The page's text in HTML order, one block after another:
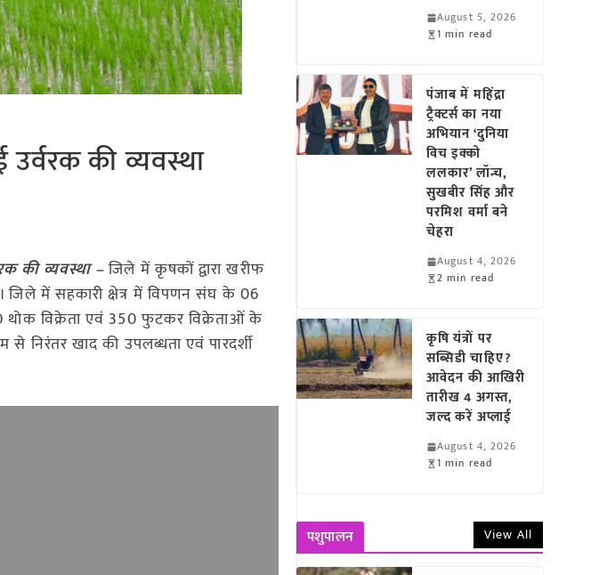
की व्यवस्था
की व्यवस्था –जिले में कृषकों द्वारा खरीफ
जिले में सहकारी क्षेत्र में विपणन संघ के 06
थोक विक्रेता एवं 350 फुटकर विक्रेताओं के
से निरंतर खाद की उपलब्धता एवं पारदर्शी
August 5, 2026
1 min read
पंजाब में महिंद्रा
ट्रैक्टर्स का नया
अभियान ‘दुनिया
विच इक्को
ललकार’ लॉन्च,
सुखबीर सिंह और
परमिश वर्मा बने
चेहरा
August 4, 2026
2 min read
कृषि यंत्रों पर
सब्सिडी चाहिए?
आवेदन की आखिरी
तारीख 4 अगस्त,
जल्द करें अप्लाई
August 4, 2026
1 min read
पशुपालन View All